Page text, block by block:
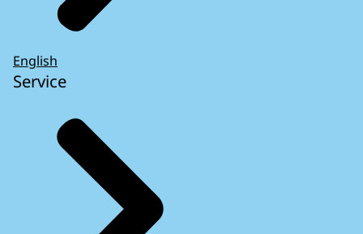
English
Service